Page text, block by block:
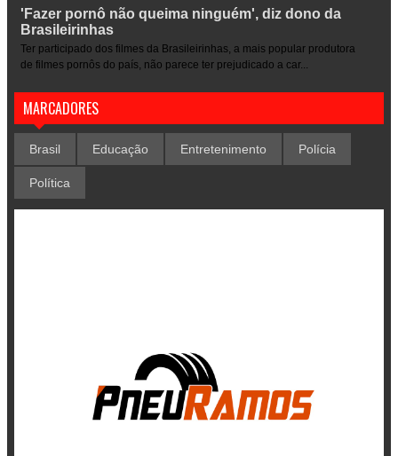
'Fazer pornô não queima ninguém', diz dono da
Brasileirinhas
Ter participado dos filmes da Brasileirinhas, a mais popular produtora
de filmes pornôs do país, não parece ter prejudicado a car...
MARCADORES
Brasil Educação Entretenimento Polícia
Política